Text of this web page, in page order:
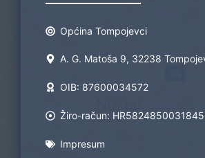
Općina Tompojevci
A. G. Matoša 9, 32238
OIB: 87600034572
Žiro-račun:
Impresum